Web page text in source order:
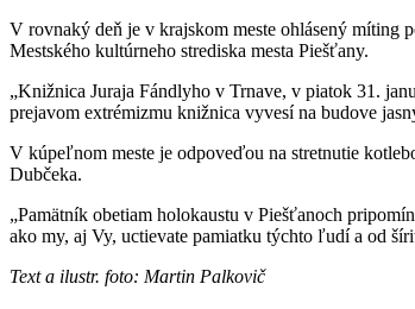
V rovnaký deň je v krajskom meste ohlásený míting
Mestského kultúrneho strediska mesta Piešťany.
„Knižnica Juraja Fándlyho v Trnave, v piatok 31.
prejavom extrémizmu knižnica vyvesí na budove
V kúpeľnom meste je odpoveďou na stretnutie
Dubčeka.
„Pamätník obetiam holokaustu v Piešťanoch
ako my, aj Vy, uctievate pamiatku týchto ľudí a od
Text a ilustr. foto: Martin Palkovič